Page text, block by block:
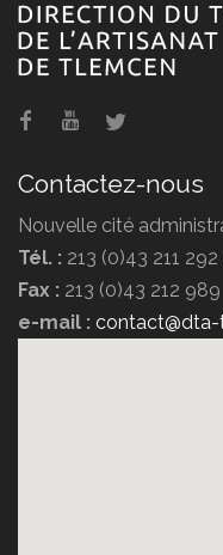
Contactez-nous
Nouvelle cité
Tél. : 213 (0)43 211
Fax : 213 (0)43 212 989
e-mail :